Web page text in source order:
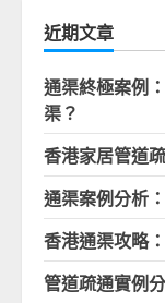
字:
近期文章
通渠終極案例
渠？
香港家居管道
通渠案例分析
香港通渠攻略
管道疏通實例